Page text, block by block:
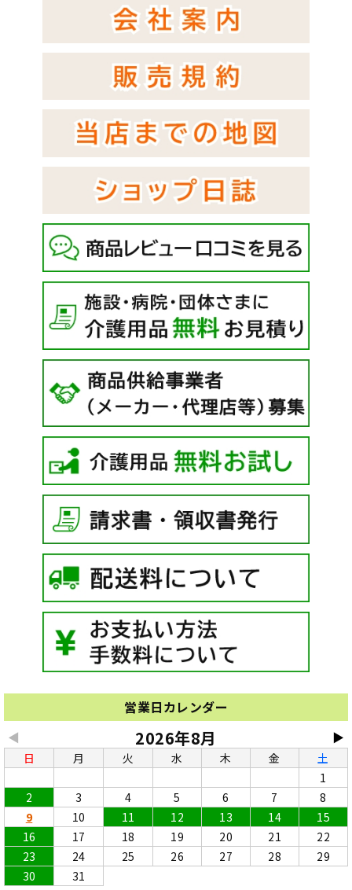
営業日カレンダー
◀ ▶
2026年8月
日 月 火 水 木 金
土
1
2
3 4 5 6 7
8
9
10 11 12 13 14
15
16
17 18 19 20 21
22
23
24 25 26 27 28
29
30
31